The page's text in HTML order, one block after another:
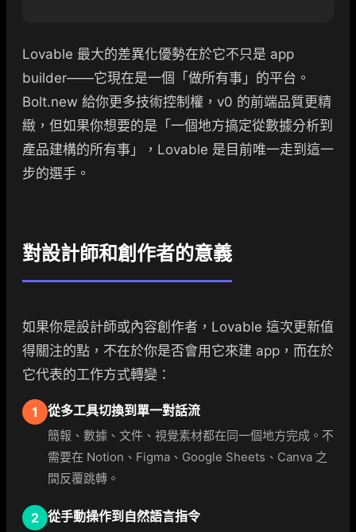
Lovable 最大的差異化優勢在於它不只是 app
builder——它現在是一個「做所有事」的平台。
Bolt.new 給你更多技術控制權，v0 的前端品質更精
緻，但如果你想要的是「一個地方搞定從數據分析到
產品建構的所有事」，Lovable 是目前唯一走到這一
步的選手。
對設計師和創作者的意義
如果你是設計師或內容創作者，Lovable 這次更新值
得關注的點，不在於你是否會用它來建 app，而在於
它代表的工作方式轉變：
1 從多工具切換到單一對話流
簡報、數據、文件、視覺素材都在同一個地方完成。不
需要在 Notion、Figma、Google Sheets、Canva 之
間反覆跳轉。
2 從手動操作到自然語言指令